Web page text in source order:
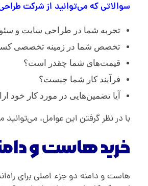
ر
ا
م
س
سوالاتی که می‌توانید از شرکت
تجربه شما در طراحی سایت و
تخصص شما در زمینه تخصصی
قیمت‌های شما چقدر است؟
فرآیند کار شما چیست؟
آیا تضمین‌هایی در مورد کار خود
با در نظر گرفتن این عوامل،
خرید هاست و
هاست و دامنه دو جزء اصلی برای